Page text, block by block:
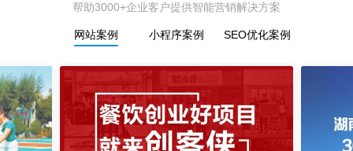
帮助3000+企业客户提供智能营销解决方案
网站案例 小程序案例 SEO优化案例